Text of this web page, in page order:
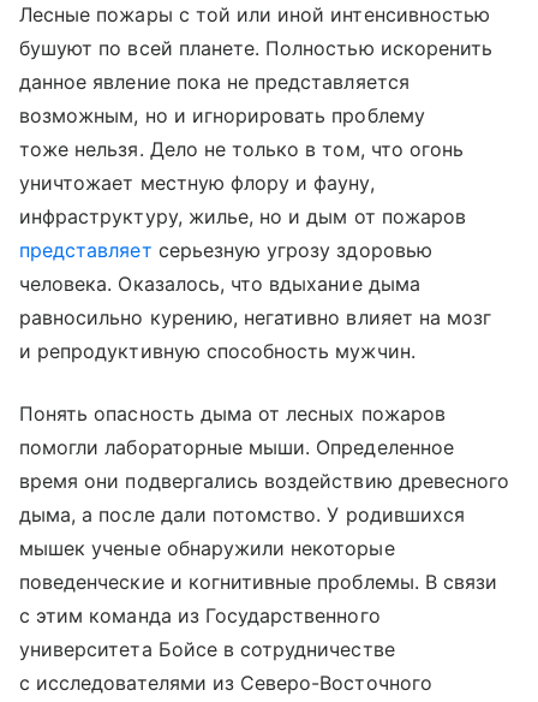
Лесные пожары с той или иной интенсивностью
бушуют по всей планете. Полностью искоренить
данное явление пока не представляется
возможным, но и игнорировать проблему
тоже нельзя. Дело не только в том, что огонь
уничтожает местную флору и фауну,
инфраструктуру, жилье, но и дым от пожаров
представляет серьезную угрозу здоровью
человека. Оказалось, что вдыхание дыма
равносильно курению, негативно влияет на мозг
и репродуктивную способность мужчин.
Понять опасность дыма от лесных пожаров
помогли лабораторные мыши. Определенное
время они подвергались воздействию древесного
дыма, а после дали потомство. У родившихся
мышек ученые обнаружили некоторые
поведенческие и когнитивные проблемы. В связи
с этим команда из Государственного
университета Бойсе в сотрудничестве
с исследователями из Северо-Восточного